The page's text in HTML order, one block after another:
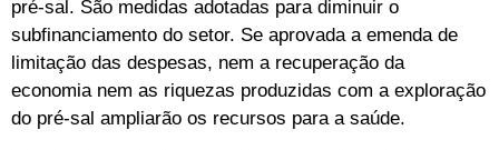
pré-sal. São medidas adotadas para diminuir o
subfinanciamento do setor. Se aprovada a emenda de
limitação das despesas, nem a recuperação da
economia nem as riquezas produzidas com a exploração
do pré-sal ampliarão os recursos para a saúde.